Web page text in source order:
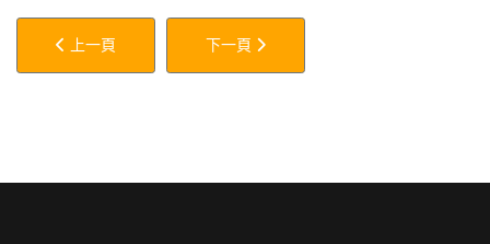
上一篇文章: 東亞市場拓點首站，歐洲行動叫車領導品牌 BOLT
上一頁 下一篇文章: SUBARU經典廣告詞再現！
下一頁